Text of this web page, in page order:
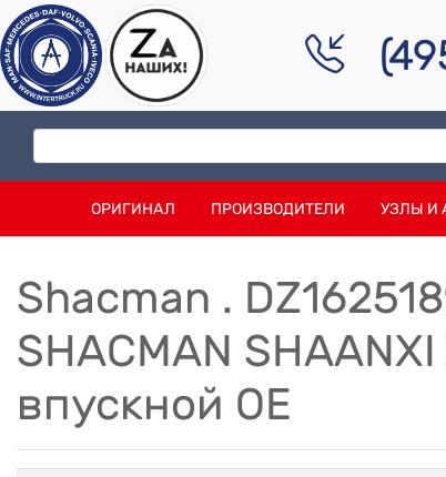
ОРИГИНАЛ ПРОИЗВОДИТЕЛИ УЗЛЫ И
Shacman .
SHACMAN
впускной OE